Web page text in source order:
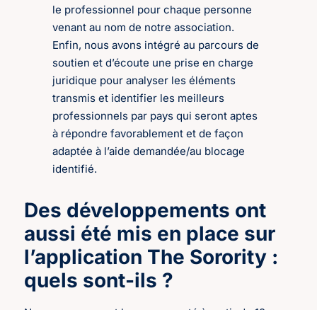
le professionnel pour chaque personne
venant au nom de notre association.
Enfin, nous avons intégré au parcours de
soutien et d’écoute une prise en charge
juridique pour analyser les éléments
transmis et identifier les meilleurs
professionnels par pays qui seront aptes
à répondre favorablement et de façon
adaptée à l’aide demandée/au blocage
identifié.
Des développements ont
aussi été mis en place sur
l’application The Sorority :
quels sont-ils ?